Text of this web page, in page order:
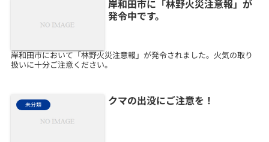
岸和田市に「林野火災注意報」が
発令中です。
岸和田市において「林野火災注意報」が発令されました。火気の取り
扱いに十分ご注意ください。
未分類 クマの出没にご注意を！